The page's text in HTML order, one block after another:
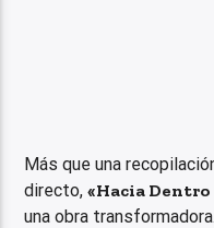
Más que una
directo,«Hacia Dentro
una obra transformadora.